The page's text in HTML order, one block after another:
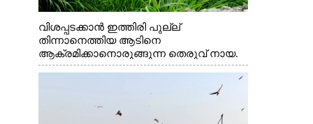
വിശപ്പടക്കാൻ ഇത്തിരി പുല്ല്
തിന്നാനെത്തിയ ആടിനെ
ആക്രമിക്കാനൊരുങ്ങുന്ന തെരുവ് നായ.
എറണാകുളം വാത്തുരുത്തിയിൽ നിന്നുള്ള